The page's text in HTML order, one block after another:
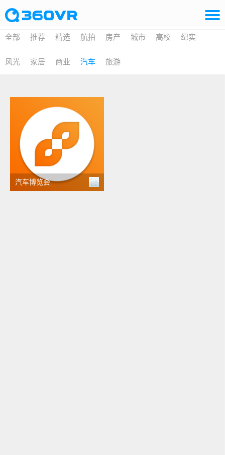
全部 推荐 精选 航拍 房产 城市 高校 纪实
风光 家居 商业 汽车 旅游
汽车博览会